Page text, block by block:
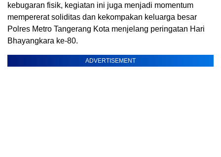
kebugaran fisik, kegiatan ini juga menjadi momentum
mempererat soliditas dan kekompakan keluarga besar
Polres Metro Tangerang Kota menjelang peringatan Hari
Bhayangkara ke-80.
ADVERTISEMENT